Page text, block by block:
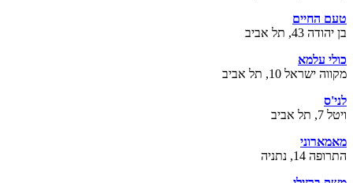
טעם החיים
בן יהודה 43, תל אביב
כולי עלמא
מקווה ישראל 10, תל אביב
לני'ס
ויטל 7, תל אביב
מאמארוני
התרופה 14, נתניה